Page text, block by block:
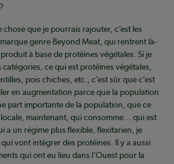
chose que je pourrais rajouter, c’est les
genre Beyond Meat, qui rentrent là-
à base de protéines végétales. Si je
ce qui est protéines végétales,
pois chiches, etc., c’est sûr que c’est
en augmentation parce que la population
part importante de la population, que ce
maintenant, qui consomme… qui est
a un régime plus flexible, flexitarien, je
vont intégrer des protéines. Il y a aussi
qui ont eu lieu dans l’Ouest pour la